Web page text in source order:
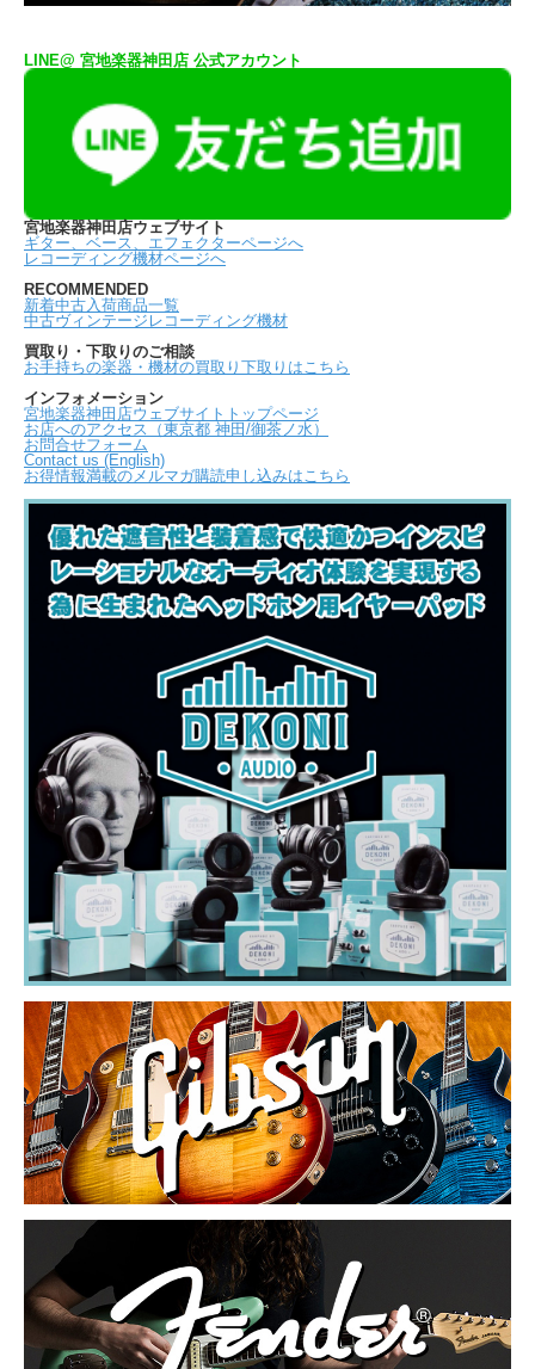
LINE@ 宮地楽器神田店 公式アカウント
宮地楽器神田店ウェブサイト
ギター、ベース、エフェクターページへ
レコーディング機材ページへ
RECOMMENDED
新着中古入荷商品一覧
中古ヴィンテージレコーディング機材
買取り・下取りのご相談
お手持ちの楽器・機材の買取り下取りはこちら
インフォメーション
宮地楽器神田店ウェブサイトトップページ
お店へのアクセス（東京都 神田/御茶ノ水）
お問合せフォーム
Contact us (English)
お得情報満載のメルマガ購読申し込みはこちら